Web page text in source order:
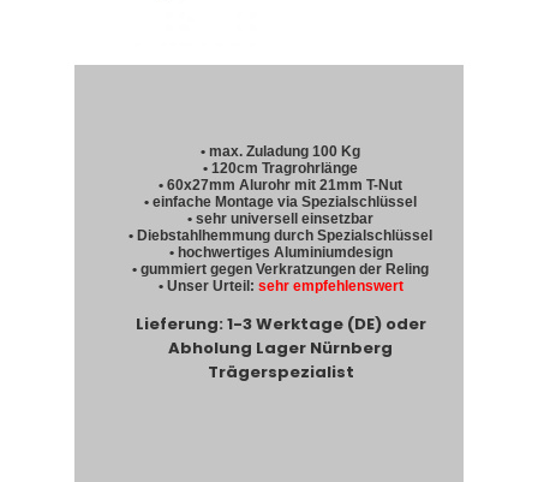
• max. Zuladung 100 Kg
• 120cm Tragrohrlänge
• 60x27mm Alurohr mit 21mm T-Nut
• einfache Montage via Spezialschlüssel
• sehr universell einsetzbar
• Diebstahlhemmung durch Spezialschlüssel
• hochwertiges Aluminiumdesign
• gummiert gegen Verkratzungen der Reling
• Unser Urteil: sehr empfehlenswert
Lieferung: 1-3 Werktage (DE) oder
Abholung Lager Nürnberg
Trägerspezialist